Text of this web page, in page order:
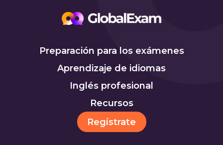
Preparación para los exámenes
Aprendizaje de idiomas
Inglés profesional
Recursos
Regístrate